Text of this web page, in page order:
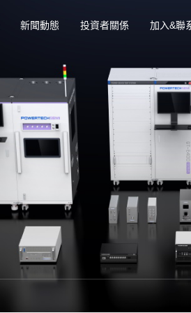
新聞動態 投資者關係 加入&聯